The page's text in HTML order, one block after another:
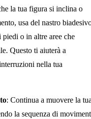
la tua figura si inclina o
usa del nastro
o in altre aree che
Questo ti aiuterà a
nella tua
: Continua a muovere la
la sequenza di